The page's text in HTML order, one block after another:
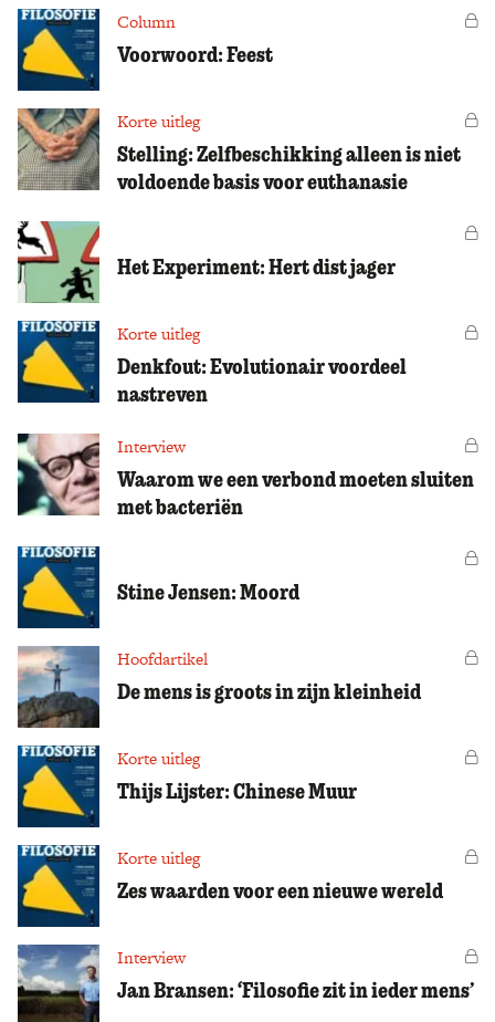
Column
Voorwoord: Feest
Korte uitleg
Stelling: Zelfbeschikking alleen is niet
voldoende basis voor euthanasie
Het Experiment: Hert dist jager
Korte uitleg
Denkfout: Evolutionair voordeel
nastreven
Interview
Waarom we een verbond moeten sluiten
met bacteriën
Stine Jensen: Moord
Hoofdartikel
De mens is groots in zijn kleinheid
Korte uitleg
Thijs Lijster: Chinese Muur
Korte uitleg
Zes waarden voor een nieuwe wereld
Interview
Jan Bransen: ‘Filosofie zit in ieder mens’